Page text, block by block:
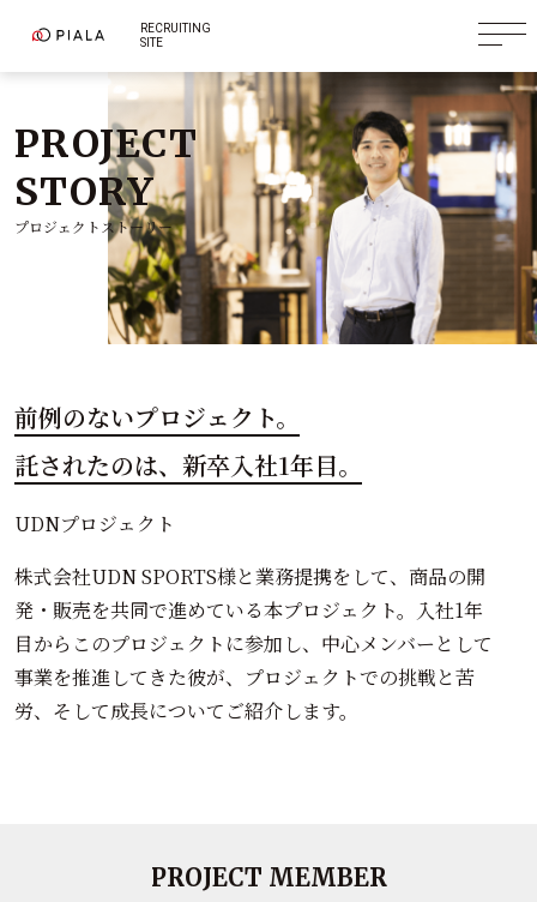
RECRUITING
SITE
PROJECT
STORY
プロジェクトストーリー
前例のないプロジェクト。
託されたのは、新卒入社1年目。
UDNプロジェクト
株式会社UDN SPORTS様と業務提携をして、商品の開
発・販売を共同で進めている本プロジェクト。入社1年
目からこのプロジェクトに参加し、中心メンバーとして
事業を推進してきた彼が、プロジェクトでの挑戦と苦
労、そして成長についてご紹介します。
PROJECT MEMBER